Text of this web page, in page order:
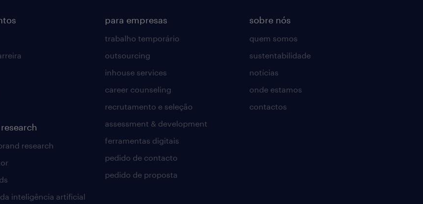
research
inteligência artificial
para empresas
trabalho temporário
outsourcing
inhouse services
career counseling
recrutamento e seleção
assessment & development
ferramentas digitais
pedido de contacto
pedido de proposta
sobre nós
quem somos
sustentabilidade
notícias
onde estamos
contactos